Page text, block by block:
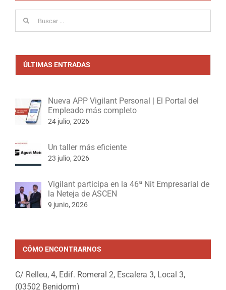
ÚLTIMAS ENTRADAS
Nueva APP Vigilant Personal | El Portal del
Empleado más completo
24 julio, 2026
Un taller más eficiente
23 julio, 2026
Vigilant participa en la 46ª Nit Empresarial de
la Neteja de ASCEN
9 junio, 2026
CÓMO ENCONTRARNOS
C/ Relleu, 4, Edif. Romeral 2, Escalera 3, Local 3,
(03502 Benidorm)